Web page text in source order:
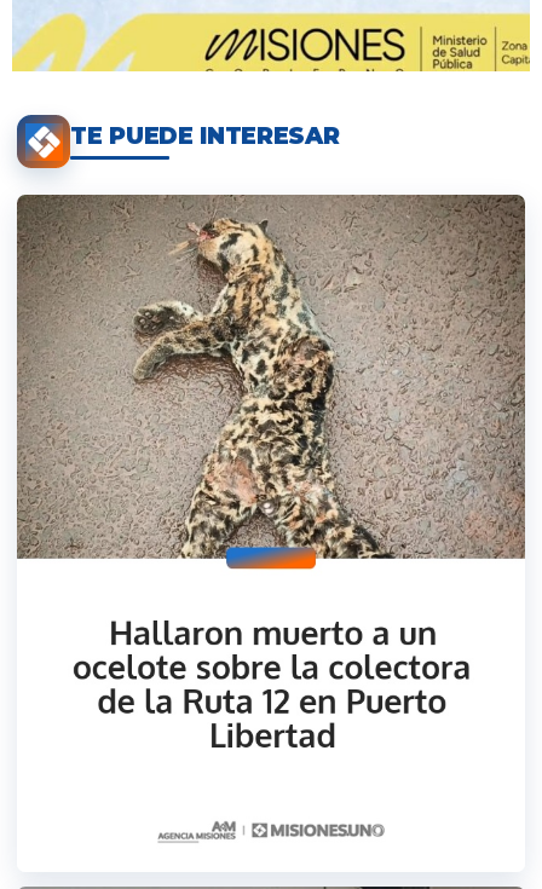
TE PUEDE INTERESAR